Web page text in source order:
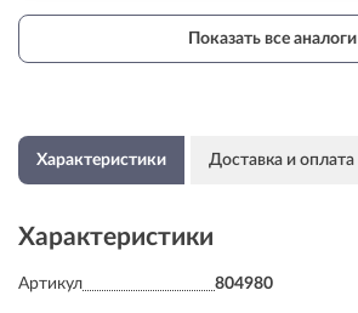
Показать все аналоги
Характеристики Доставка и оплата
Характеристики
Артикул 804980